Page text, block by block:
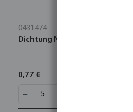
0431474
Dichtung NBR 1" Schwarz Typ
0,77 €